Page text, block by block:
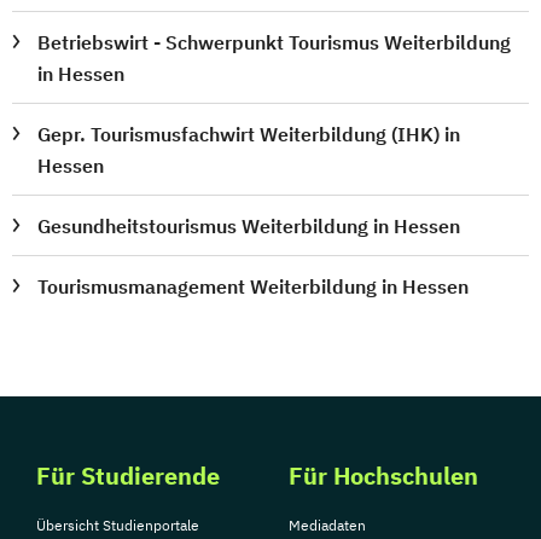
Betriebswirt - Schwerpunkt Tourismus Weiterbildung
in Hessen
Gepr. Tourismusfachwirt Weiterbildung (IHK) in
Hessen
Gesundheitstourismus Weiterbildung in Hessen
Tourismusmanagement Weiterbildung in Hessen
Für Studierende
Übersicht Studienportale
Für Hochschulen
Mediadaten